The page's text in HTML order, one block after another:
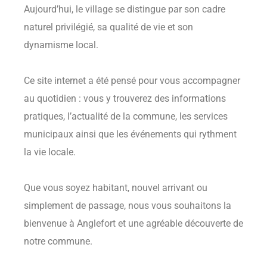
Aujourd’hui, le village se distingue par son cadre
naturel privilégié, sa qualité de vie et son
dynamisme local.
Ce site internet a été pensé pour vous accompagner
au quotidien : vous y trouverez des informations
pratiques, l’actualité de la commune, les services
municipaux ainsi que les événements qui rythment
la vie locale.
Que vous soyez habitant, nouvel arrivant ou
simplement de passage, nous vous souhaitons la
bienvenue à Anglefort et une agréable découverte de
notre commune.